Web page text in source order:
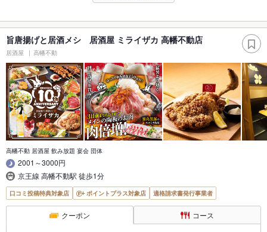
旨唐揚げと居酒メシ 居酒屋 ミライザカ 高幡不動店
居酒屋 高幡不動
高幡不動 居酒屋 飲み放題 宴会 団体
2001～3000円
京王線 高幡不動駅 徒歩1分
口コミ投稿特典対象店 ポイントプラス対象店 適格請求書発行事業者
クーポン コース